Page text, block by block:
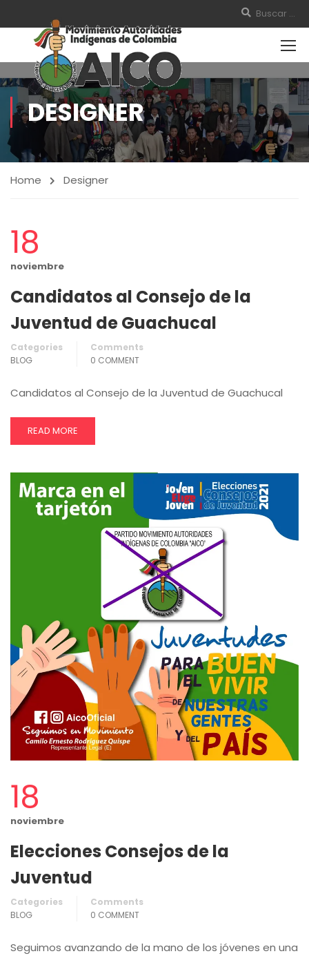
DESIGNER
Home Designer
18
noviembre
Candidatos al Consejo de la
Juventud de Guachucal
Categories
BLOG
Comments
0 COMMENT
Candidatos al Consejo de la Juventud de Guachucal
READ MORE
18
noviembre
Elecciones Consejos de la
Juventud
Categories
BLOG
Comments
0 COMMENT
Seguimos avanzando de la mano de los jóvenes en una